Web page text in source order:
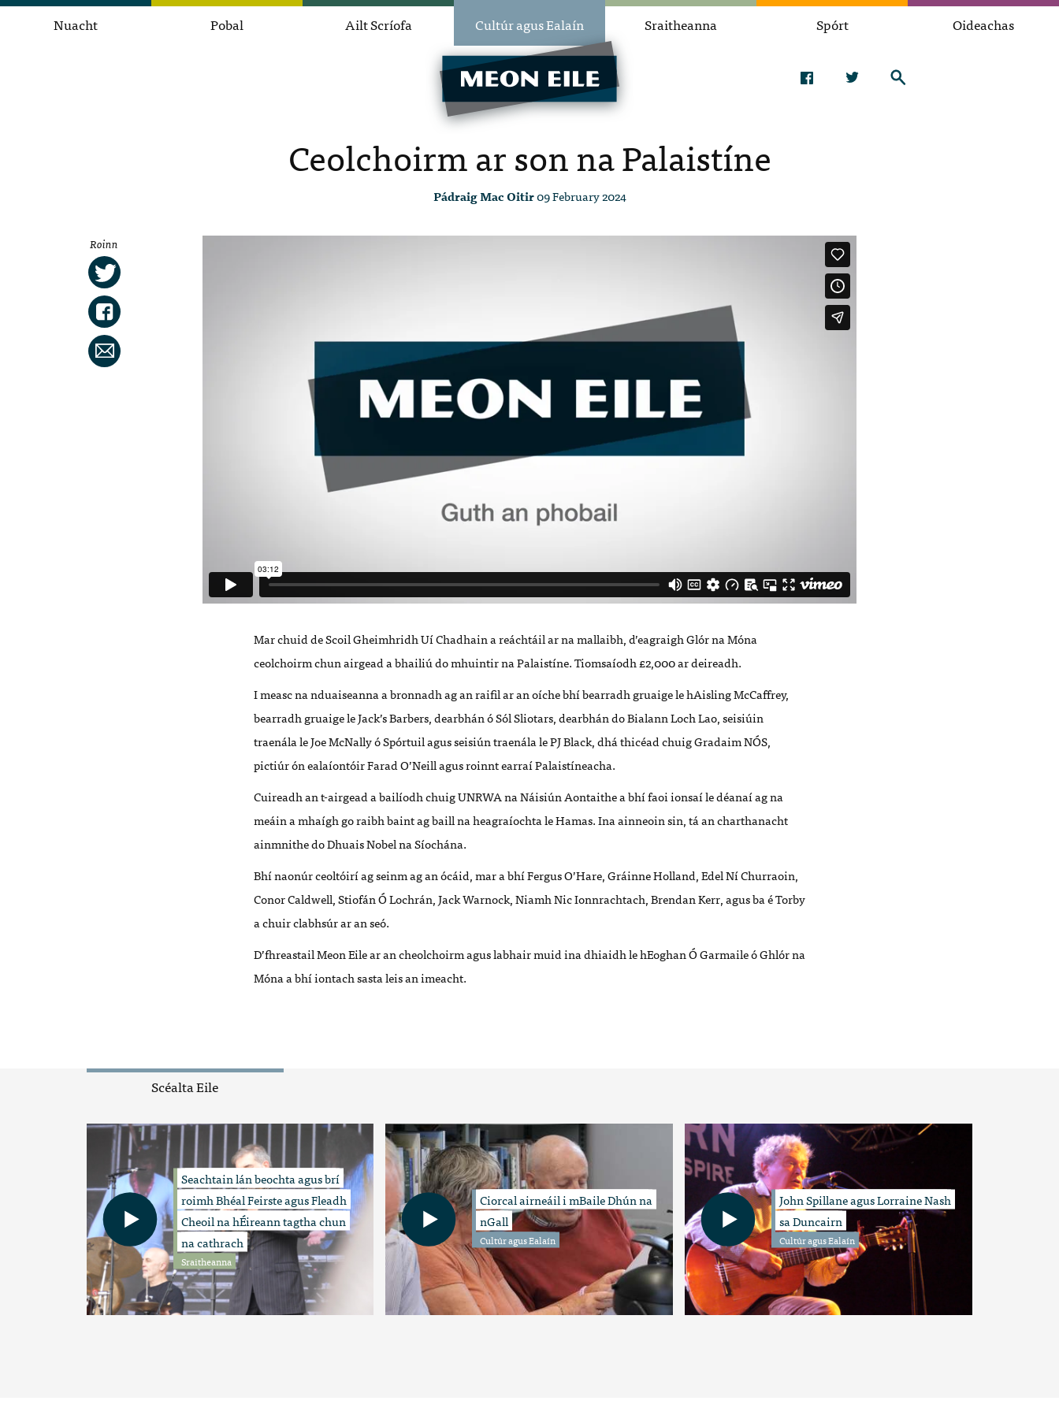
Nuacht Pobal Ailt Scríofa Cultúr agus Ealaín Sraitheanna Spórt Oideachas
Ceolchoirm ar son na Palaistíne
Pádraig Mac Oitir09 February 2024
Roinn
Mar chuid de Scoil Gheimhridh Uí Chadhain a reáchtáil ar na mallaibh, d’eagraigh Glór na Móna
ceolchoirm chun airgead a bhailiú do mhuintir na Palaistíne. Tiomsaíodh £2,000 ar deireadh.
I measc na nduaiseanna a bronnadh ag an raifil ar an oíche bhí bearradh gruaige le hAisling McCaffrey,
bearradh gruaige le Jack’s Barbers, dearbhán ó Sól Sliotars, dearbhán do Bialann Loch Lao, seisiúin
traenála le Joe McNally ó Spórtuil agus seisiún traenála le PJ Black, dhá thicéad chuig Gradaim NÓS,
pictiúr ón ealaíontóir Farad O’Neill agus roinnt earraí Palaistíneacha.
Cuireadh an t-airgead a bailíodh chuig UNRWA na Náisiún Aontaithe a bhí faoi ionsaí le déanaí ag na
meáin a mhaígh go raibh baint ag baill na heagraíochta le Hamas. Ina ainneoin sin, tá an charthanacht
ainmnithe do Dhuais Nobel na Síochána.
Bhí naonúr ceoltóirí ag seinm ag an ócáid, mar a bhí Fergus O’Hare, Gráinne Holland, Edel Ní Churraoin,
Conor Caldwell, Stiofán Ó Lochrán, Jack Warnock, Niamh Nic Ionnrachtach, Brendan Kerr, agus ba é Torby
a chuir clabhsúr ar an seó.
D’fhreastail Meon Eile ar an cheolchoirm agus labhair muid ina dhiaidh le hEoghan Ó Garmaile ó Ghlór na
Móna a bhí iontach sasta leis an imeacht.
Scéalta Eile
Seachtain lán beochta agus brí
roimh Bhéal Feirste agus Fleadh
Cheoil na hÉireann tagtha chun
na cathrach
Sraitheanna
Ciorcal airneáil i mBaile Dhún na
nGall
Cultúr agus Ealaín
John Spillane agus Lorraine Nash
sa Duncairn
Cultúr agus Ealaín